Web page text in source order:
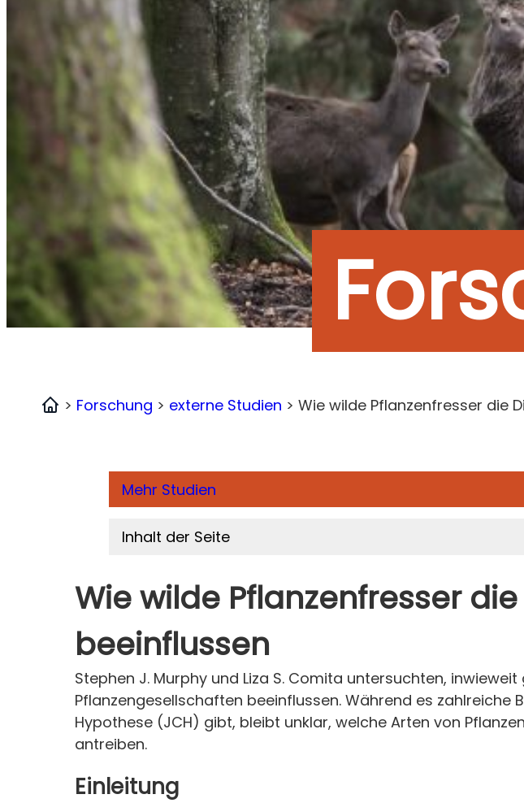
Home
> Forschung > externe Studien > Wie wilde Pflanzenfresser die
Mehr Studien
Inhalt der Seite
Wie wilde Pflanzenfresser
beeinflussen
Stephen J. Murphy und Liza S. Comita untersuchten,
Pflanzengesellschaften beeinflussen. Während es
Hypothese (JCH) gibt, bleibt unklar, welche Arten von
antreiben.
Einleitung